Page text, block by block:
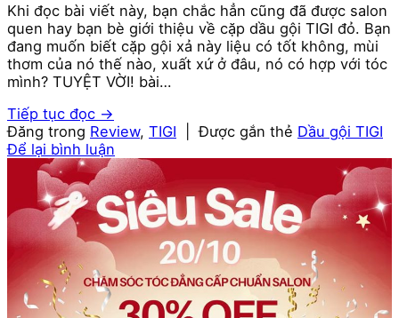
Khi đọc bài viết này, bạn chắc hẳn cũng đã được salon
quen hay bạn bè giới thiệu về cặp dầu gội TIGI đỏ. Bạn
đang muốn biết cặp gội xả này liệu có tốt không, mùi
thơm của nó thế nào, xuất xứ ở đâu, nó có hợp với tóc
mình? TUYỆT VỜI! bài…
Tiếp tục đọc →
Đăng trong Review, TIGI Được gắn thẻ Dầu gội TIGI
Để lại bình luận